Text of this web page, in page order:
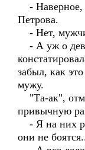
- Наверное,
Петрова.
- Нет,
- А уж о
забыл, как
мужу.
"Та-ак",
привычную
- Я на них
они не